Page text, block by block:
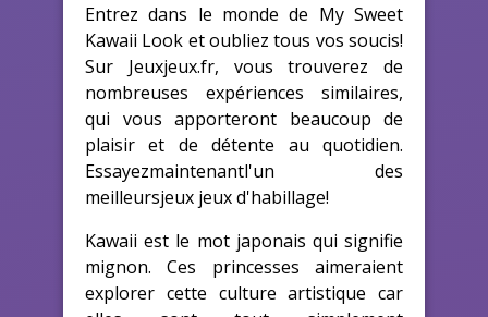
Entrez dans le monde de My Sweet
Kawaii Look et oubliez tous vos soucis!
Sur Jeuxjeux.fr, vous trouverez de
nombreuses expériences similaires,
qui vous apporteront beaucoup de
plaisir et de détente au quotidien.
Essayezmaintenantl'un des
meilleursjeux jeux d'habillage!
Kawaii est le mot japonais qui signifie
mignon. Ces princesses aimeraient
explorer cette culture artistique car